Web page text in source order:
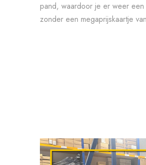
pand, waardoor je er weer een
zonder een megaprijskaartje